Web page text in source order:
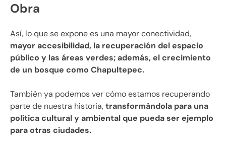
Obra
Así, lo que se expone es una mayor conectividad,
mayor accesibilidad, la recuperación del espacio
público y las áreas verdes; además, el crecimiento
de un bosque como Chapultepec.
También ya podemos ver cómo estamos recuperando
parte de nuestra historia,transformándola para una
política cultural y ambiental que pueda ser ejemplo
para otras ciudades.